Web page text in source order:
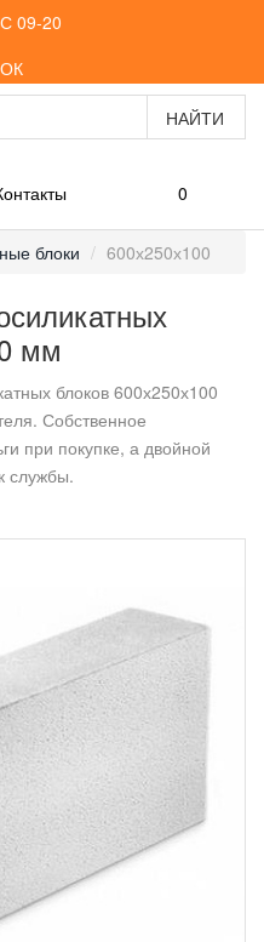
09-20
0
блоки 600х250х100
мм
блоков 600х250х100
Собственное
при покупке, а двойной
службы.